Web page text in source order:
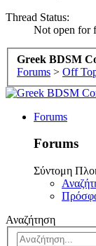
Thread Status:
Not open for
Greek BDSM
Forums > Off
Forums
Forums
Σύντομη
Αναζήτηση